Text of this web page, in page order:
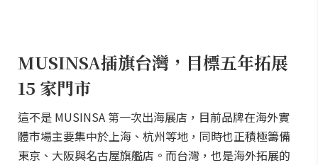
MUSINSA插旗台灣，目標五年拓展
15 家門市
這不是 MUSINSA 第一次出海展店，目前品牌在海外實
體市場主要集中於上海、杭州等地，同時也正積極籌備
東京、大阪與名古屋旗艦店。而台灣，也是海外拓展的